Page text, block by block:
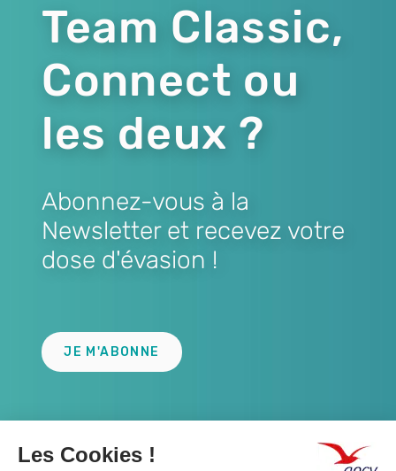
Team Classic,
Connect ou
les deux ?
Abonnez-vous à la
Newsletter et recevez votre
dose d'évasion !
JE M'ABONNE